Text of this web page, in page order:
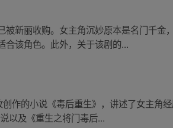
被新丽收购。女主角沉妙原本是名门千
合该角色。此外，关于该剧的...
作的小说《毒后重生》，讲述了女主角
以及《重生之将门毒后...